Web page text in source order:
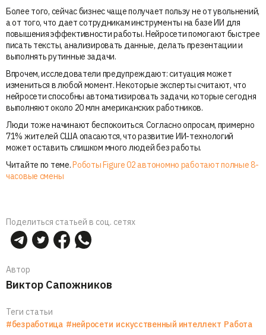
Более того, сейчас бизнес чаще получает пользу не от увольнений,
а от того, что дает сотрудникам инструменты на базе ИИ для
повышения эффективности работы. Нейросети помогают быстрее
писать тексты, анализировать данные, делать презентации и
выполнять рутинные задачи.
Впрочем, исследователи предупреждают: ситуация может
измениться в любой момент. Некоторые эксперты считают, что
нейросети способны автоматизировать задачи, которые сегодня
выполняют около 20 млн американских работников.
Люди тоже начинают беспокоиться. Согласно опросам, примерно
71% жителей США опасаются, что развитие ИИ-технологий
может оставить слишком много людей без работы.
Читайте по теме.Роботы Figure 02 автономно работают полные 8-
часовые смены
Поделиться статьей в соц. сетях
Автор
Виктор Сапожников
Теги статьи
#безработица #нейросети искусственный интеллект Работа